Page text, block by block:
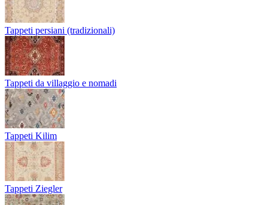
Tappeti persiani (tradizionali)
Tappeti da villaggio e nomadi
Tappeti Kilim
Tappeti Ziegler